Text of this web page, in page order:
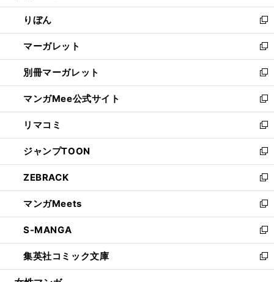
開
く
ウ
で
開
く
ン
ド
ウ
で
開
く
ウ
ィ
ン
ド
ウ
で
開
く
りぼん
新
し
い
ウ
ィ
ン
ド
ウ
で
開
く
マーガレット
新
し
い
ウ
ィ
ン
ド
ウ
で
開
く
別冊マーガレット
新
し
い
ウ
ィ
ン
ド
ウ
で
開
く
マンガMee公式サイト
新
し
い
ウ
ィ
ン
ド
ウ
で
開
く
リマコミ
新
し
い
ウ
ィ
ン
ド
ウ
で
開
く
ジャンプTOON
新
し
い
ウ
ィ
ン
ド
ウ
で
開
ZEBRACK
新
し
い
ウ
ィ
ン
ド
ウ
マンガMeets
新
し
い
ウ
ィ
ン
S-MANGA
新
し
い
ウ
集英社コミック文庫
新
し